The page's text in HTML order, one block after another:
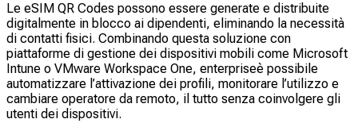
Le eSIM QR Codes possono essere generate e distribuite
digitalmente in blocco ai dipendenti, eliminando la necessità
di contatti fisici. Combinando questa soluzione con
piattaforme di gestione dei dispositivi mobili come Microsoft
Intune o VMware Workspace One, enterpriseè possibile
automatizzare l’attivazione dei profili, monitorare l’utilizzo e
cambiare operatore da remoto, il tutto senza coinvolgere gli
utenti dei dispositivi.